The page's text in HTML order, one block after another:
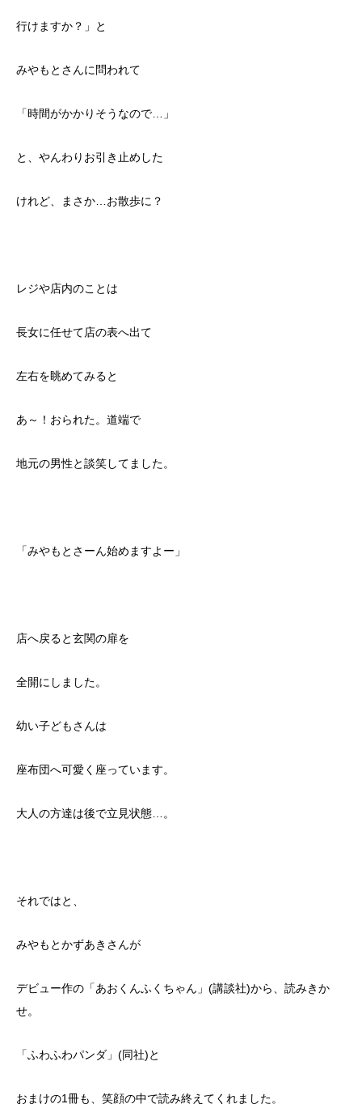
行けますか？」と
みやもとさんに問われて
「時間がかかりそうなので…」
と、やんわりお引き止めした
けれど、まさか…お散歩に？
レジや店内のことは
長女に任せて店の表へ出て
左右を眺めてみると
あ～！おられた。道端で
地元の男性と談笑してました。
「みやもとさーん始めますよー」
店へ戻ると玄関の扉を
全開にしました。
幼い子どもさんは
座布団へ可愛く座っています。
大人の方達は後で立見状態…。
それではと、
みやもとかずあきさんが
デビュー作の「あおくんふくちゃん」(講談社)から、読みきか
せ。
「ふわふわパンダ」(同社)と
おまけの1冊も、笑顔の中で読み終えてくれました。